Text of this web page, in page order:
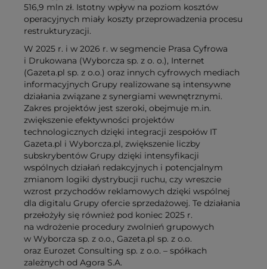
516,9 mln zł. Istotny wpływ na poziom kosztów
operacyjnych miały koszty przeprowadzenia procesu
restrukturyzacji.
W 2025 r. i w 2026 r. w segmencie Prasa Cyfrowa
i Drukowana (Wyborcza sp. z o. o.), Internet
(Gazeta.pl sp. z o.o.) oraz innych cyfrowych mediach
informacyjnych Grupy realizowane są intensywne
działania związane z synergiami wewnętrznymi.
Zakres projektów jest szeroki, obejmuje m.in.
zwiększenie efektywności projektów
technologicznych dzięki integracji zespołów IT
Gazeta.pl i Wyborcza.pl, zwiększenie liczby
subskrybentów Grupy dzięki intensyfikacji
wspólnych działań redakcyjnych i potencjalnym
zmianom logiki dystrybucji ruchu, czy wreszcie
wzrost przychodów reklamowych dzięki wspólnej
dla digitalu Grupy ofercie sprzedażowej. Te działania
przełożyły się również pod koniec 2025 r.
na wdrożenie procedury zwolnień grupowych
w Wyborcza sp. z o.o., Gazeta.pl sp. z o.o.
oraz Eurozet Consulting sp. z o.o. – spółkach
zależnych od Agora S.A.